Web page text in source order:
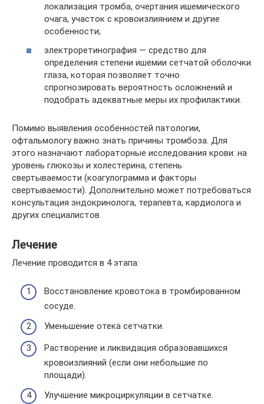
локализация тромба, очертания ишемического
очага, участок с кровоизлиянием и другие
особенности;
электроретинография — средство для
определения степени ишемии сетчатой оболочки
глаза, которая позволяет точно
спрогнозировать вероятность осложнений и
подобрать адекватные меры их профилактики.
Помимо выявления особенностей патологии,
офтальмологу важно знать причины тромбоза. Для
этого назначают лабораторные исследования крови: на
уровень глюкозы и холестерина, степень
свертываемости (коагулограмма и факторы
свертываемости). Дополнительно может потребоваться
консультация эндокринолога, терапевта, кардиолога и
других специалистов.
Лечение
Лечение проводится в 4 этапа:
Восстановление кровотока в тромбированном
сосуде.
Уменьшение отека сетчатки.
Растворение и ликвидация образовавшихся
кровоизлияний (если они небольшие по
площади).
Улучшение микроциркуляции в сетчатке.